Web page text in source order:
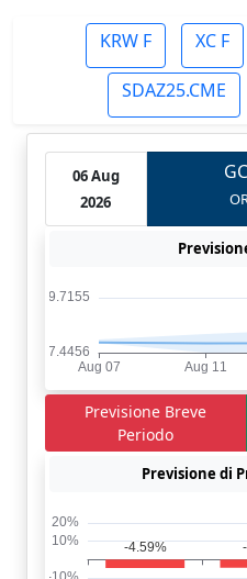
KRW F XC F
SDAZ25.CME
06 Aug
2026
Previsione Breve
Periodo
Previsione di